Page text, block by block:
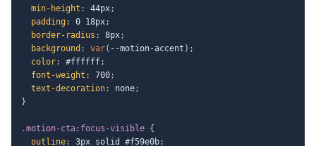
min-height : 44px;
padding: 0 18px;
border-radius : 8px;
background : var( --motion-accent ) ;
color: #ffffff;
font-weight : 700;
text-decoration: none;
}
.motion-cta:focus-visible {
outline: 3px solid #f59e0b;